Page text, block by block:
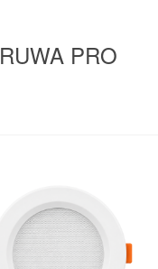
RUWA PRO